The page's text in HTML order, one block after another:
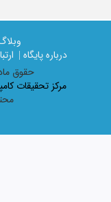
درباره پایگاه |
حقوق
مرکز تحقیقات